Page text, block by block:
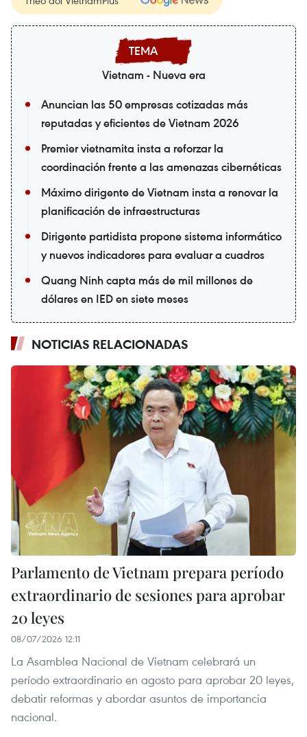
Vietnam - Nueva era
Anuncian las 50 empresas cotizadas más
reputadas y eficientes de Vietnam 2026
Premier vietnamita insta a reforzar la
coordinación frente a las amenazas cibernéticas
Máximo dirigente de Vietnam insta a renovar la
planificación de infraestructuras
Dirigente partidista propone sistema informático
y nuevos indicadores para evaluar a cuadros
Quang Ninh capta más de mil millones de
dólares en IED en siete meses
NOTICIAS RELACIONADAS
Parlamento de Vietnam prepara período
extraordinario de sesiones para aprobar
20 leyes
08/07/2026 12:11
La Asamblea Nacional de Vietnam celebrará un
período extraordinario en agosto para aprobar 20 leyes,
debatir reformas y abordar asuntos de importancia
nacional.